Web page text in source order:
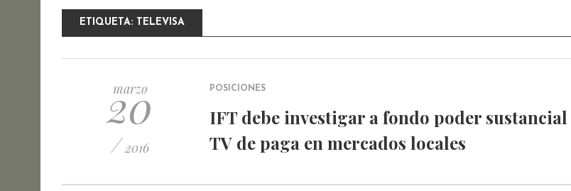
ETIQUETA: TELEVISA
marzo
20
/ 2016
POSICIONES
IFT debe investigar a fondo poder sustancial
TV de paga en mercados locales